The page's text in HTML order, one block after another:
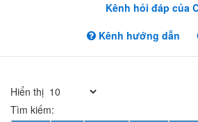
Kênh hỏi đáp của
Kênh hướng dẫn
Hiển thị
Tìm kiếm: